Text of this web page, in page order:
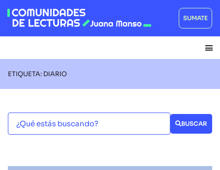
SUMATE
ETIQUETA: DIARIO
BUSCAR